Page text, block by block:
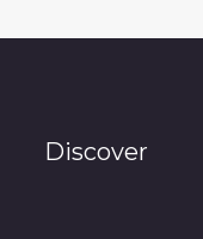
Discover